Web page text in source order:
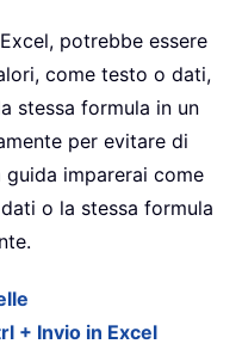
potrebbe essere
come testo o dati,
stessa formula in un
per evitare di
imparerai come
o la stessa formula
+ Invio in Excel